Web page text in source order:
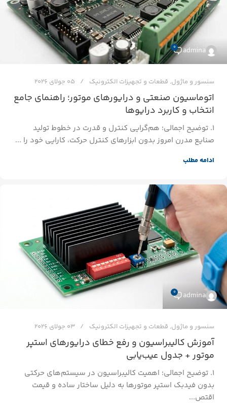
admina
0
سنسور و ماژول, قطعات و تجهیزات الکترونیک 05 جولای 2026
اتوماسیون صنعتی و درایورهای موتور؛ راهنمای جامع
انتخاب و کاربرد درایوها
۱. توضیح اجمالی؛ هم‌گرایی کنترل و قدرت در خطوط تولید
صنایع مدرن امروز بدون ابزارهای کنترل حرکت، کارایی خود را ...
ادامه مطلب
admina
0
سنسور و ماژول, قطعات و تجهیزات الکترونیک 03 جولای 2026
آموزش کالیبراسیون و رفع خطای درایورهای استپر
موتور + جدول عیب‌یابی
۱. توضیح اجمالی؛ اهمیت کالیبراسیون در سیستم‌های حرکتی
بدون فیدبک استپر موتورها به دلیل ساختار ساده و قیمت
اقتص...